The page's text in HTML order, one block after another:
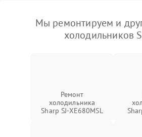
Мы ремонтируем и
холодильников
Ремонт
холодильника
Sharp SJ-XE680MSL